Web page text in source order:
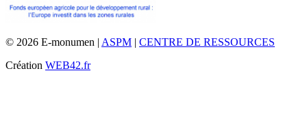
© 2026 E-monumen | ASPM | CENTRE DE RESSOURCES
Création WEB42.fr